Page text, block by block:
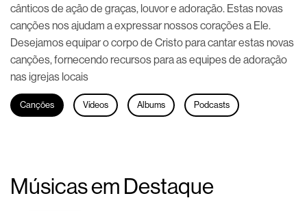
cânticos de ação de graças, louvor e adoração. Estas novas
canções nos ajudam a expressar nossos corações a Ele.
Desejamos equipar o corpo de Cristo para cantar estas novas
canções, fornecendo recursos para as equipes de adoração
nas igrejas locais
Canções Vídeos Albums Podcasts
Músicas em Destaque